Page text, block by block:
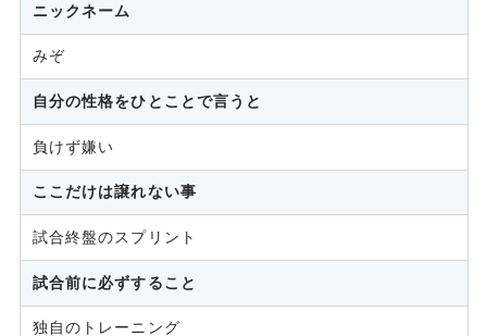
ニックネーム
みぞ
自分の性格をひとことで言うと
負けず嫌い
ここだけは譲れない事
試合終盤のスプリント
試合前に必ずすること
独自のトレーニング